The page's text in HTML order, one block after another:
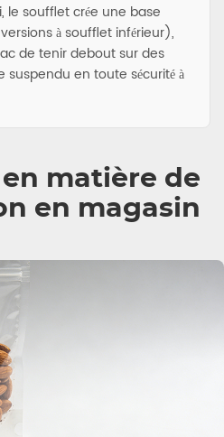
le soufflet crée une base
à soufflet inférieur),
de tenir debout sur des
suspendu en toute sécurité à
en matière de
en magasin